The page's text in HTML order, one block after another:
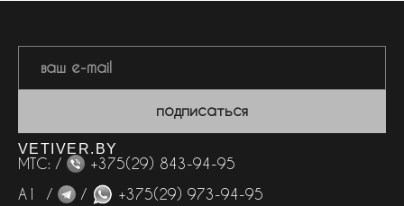
подписаться
VETIVER.BY
МТС: /
+375(29) 843-94-95
А1 /
/
+375(29) 973-94-95